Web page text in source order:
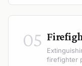
05
firefighter